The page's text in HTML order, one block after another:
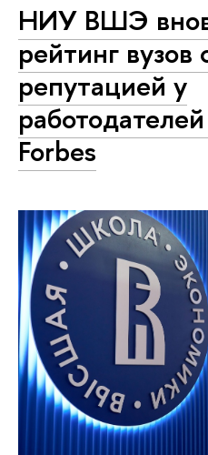
НИУ ВШЭ
рейтинг вузов
репутацией у
Forbes